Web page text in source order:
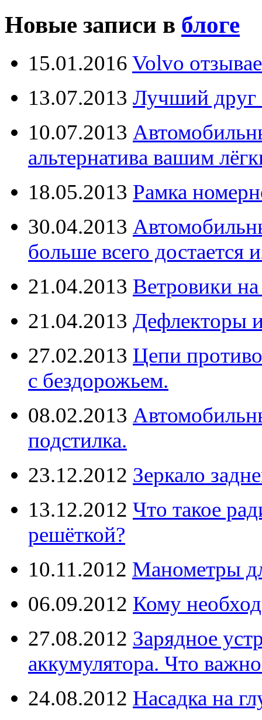
Новые записи в блоге
15.01.2016 Volvo
13.07.2013 Лучший друг
10.07.2013
альтернатива вашим
18.05.2013 Рамка
30.04.2013
больше всего достается
21.04.2013 Ветровики
21.04.2013 Дефлекторы
27.02.2013 Цепи
с бездорожьем.
08.02.2013
подстилка.
23.12.2012 Зеркало
13.12.2012 Что такое
решёткой?
10.11.2012 Манометры
06.09.2012 Кому
27.08.2012 Зарядное
аккумулятора. Что
24.08.2012 Насадка на